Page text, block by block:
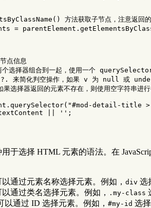
方法获取子节点，注意返回的
= parentElement .
点信息
选择器组合到一起，使用一个
?. 来简化判空操作，如果 v 为 null 或
选择器返回的元素不存在，则使用空字符串进行
. querySelector( "#mod-detail-title
'' ;
用于选择 HTML 元素的语法。在
通过元素名称选择元素。例如， div 选
通过类名选择元素。例如，
.my-class
以通过 ID 选择元素。例如， #my-id 选